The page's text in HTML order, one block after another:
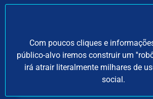
Com poucos cliques e
público-alvo iremos construir um
irá atrair literalmente milhares de
social.